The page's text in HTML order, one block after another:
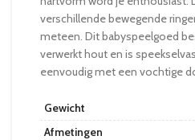
verschillende bewegende
meteen. Dit babyspeelgoed
verwerkt hout en is
eenvoudig met een vochtige
Gewicht
Afmetingen